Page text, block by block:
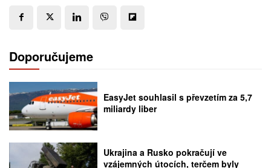
Doporučujeme
EasyJet souhlasil s převzetím za 5,7
miliardy liber
Ukrajina a Rusko pokračují ve
vzájemných útocích, terčem byly